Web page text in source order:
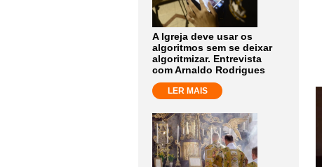
A Igreja deve usar os
algoritmos sem se deixar
algoritmizar. Entrevista
com Arnaldo Rodrigues
LER MAIS